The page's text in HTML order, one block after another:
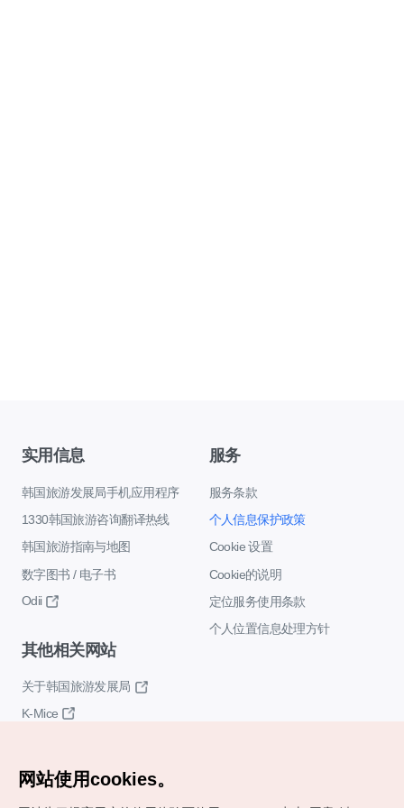
实用信息
韩国旅游发展局手机应用程序
1330韩国旅游咨询翻译热线
韩国旅游指南与地图
数字图书 / 电子书
Odii
服务
服务条款
个人信息保护政策
Cookie 设置
Cookie的说明
定位服务使用条款
个人位置信息处理方针
其他相关网站
关于韩国旅游发展局
K-Mice
网站使用cookies。